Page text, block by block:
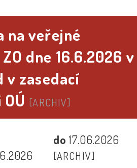
na veřejné
dne 16.6.2026 v
v zasedací
[ARCHIV]
do17.06.2026
[ARCHIV]